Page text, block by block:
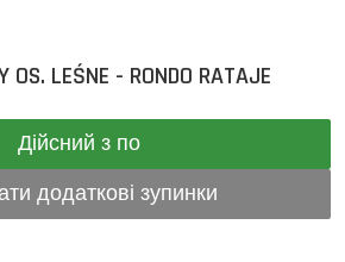
OS. LEŚNE - RONDO RATAJE
Дійсний з по
додаткові зупинки